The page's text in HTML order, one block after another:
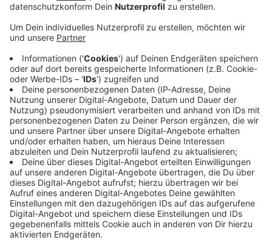
Immer auf dem Laufenden